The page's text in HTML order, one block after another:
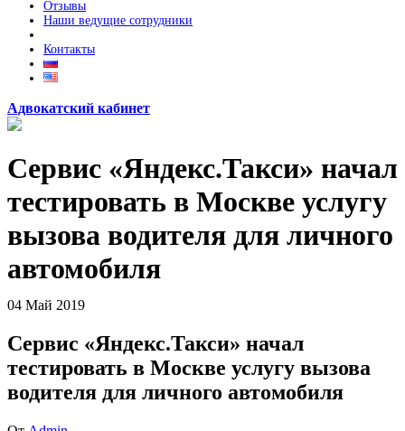
Отзывы
Наши ведущие сотрудники
Контакты
Адвокатский кабинет
Сервис «Яндекс.Такси» начал
тестировать в Москве услугу
вызова водителя для личного
автомобиля
04 Май 2019
Сервис «Яндекс.Такси» начал
тестировать в Москве услугу вызова
водителя для личного автомобиля